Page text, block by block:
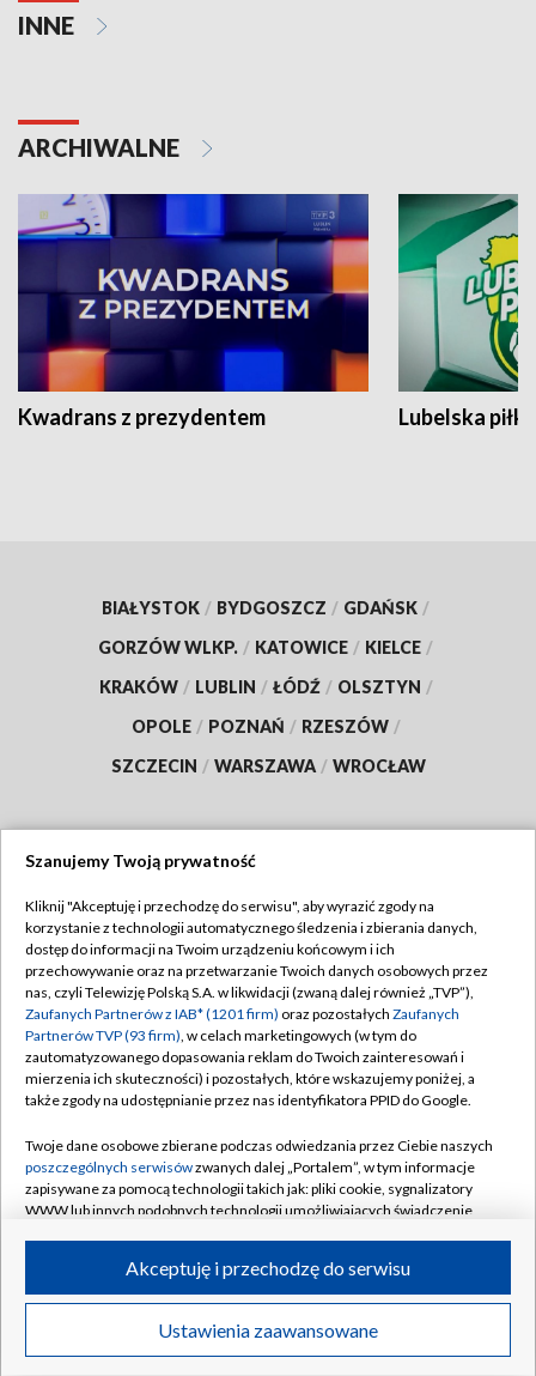
INNE
ARCHIWALNE
Kwadrans z prezydentem Lubelska piłka
BIAŁYSTOK / BYDGOSZCZ / GDAŃSK /
GORZÓW WLKP. / KATOWICE / KIELCE /
KRAKÓW / LUBLIN / ŁÓDŹ / OLSZTYN /
OPOLE / POZNAŃ / RZESZÓW /
SZCZECIN / WARSZAWA / WROCŁAW
TVP
Abonament TVP
Emisja w TVP
Centrum informacji TVP
Naziemna Telewizja Cyfrowa
Rada Programowa
System NOS
Informacje o nadawcy
Program dla prasy
Ogłoszenie przetargowe
Regulamin TVP
Polityka prywatności
Moje zgody
Pomoc
Kontakt
Kanały
©2026 Telewizja Polska S.A. w likwidacji
Szanujemy Twoją prywatność
Kliknij "Akceptuję i przechodzę do serwisu", aby wyrazić zgody na
korzystanie z technologii automatycznego śledzenia i zbierania danych,
dostęp do informacji na Twoim urządzeniu końcowym i ich
przechowywanie oraz na przetwarzanie Twoich danych osobowych przez
nas, czyli Telewizję Polską S.A. w likwidacji (zwaną dalej również „TVP”),
Zaufanych Partnerów z IAB* (1201 firm) oraz pozostałych Zaufanych
Partnerów TVP (93 firm), w celach marketingowych (w tym do
zautomatyzowanego dopasowania reklam do Twoich zainteresowań i
mierzenia ich skuteczności) i pozostałych, które wskazujemy poniżej, a
także zgody na udostępnianie przez nas identyfikatora PPID do Google.
Twoje dane osobowe zbierane podczas odwiedzania przez Ciebie naszych
poszczególnych serwisówzwanych dalej „Portalem”, w tym informacje
zapisywane za pomocą technologii takich jak: pliki cookie, sygnalizatory
WWW lub innych podobnych technologii umożliwiających świadczenie
ruchu w Internecie.
Twoje dane osobowe zbierane podczas odwiedzania przez Ciebie
poszczególnych serwisówna Portalu, takie jak adresy IP, identyfikatory
Ustawienia zaawansowane
Akceptuję i przechodzę do serwisu